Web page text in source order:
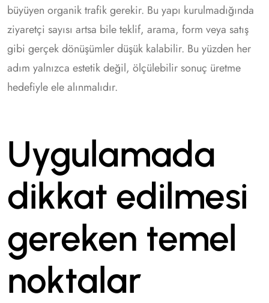
büyüyen organik trafik gerekir. Bu yapı kurulmadığında
ziyaretçi sayısı artsa bile teklif, arama, form veya satış
gibi gerçek dönüşümler düşük kalabilir. Bu yüzden her
adım yalnızca estetik değil, ölçülebilir sonuç üretme
hedefiyle ele alınmalıdır.
Uygulamada
dikkat edilmesi
gereken temel
noktalar